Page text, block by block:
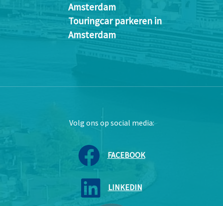
Amsterdam
Touringcar parkeren in
Amsterdam
Volg ons op social media:
FACEBOOK
LINKEDIN